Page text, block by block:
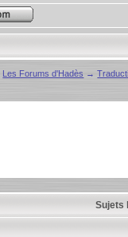
Les Forums d'Hadès →
Sujets